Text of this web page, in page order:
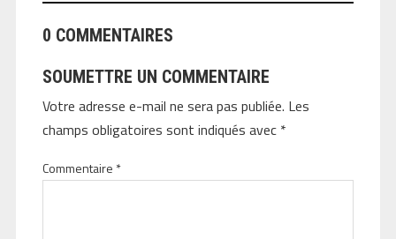
0 COMMENTAIRES
SOUMETTRE UN COMMENTAIRE
Votre adresse e-mail ne sera pas publiée. Les
champs obligatoires sont indiqués avec *
Commentaire *